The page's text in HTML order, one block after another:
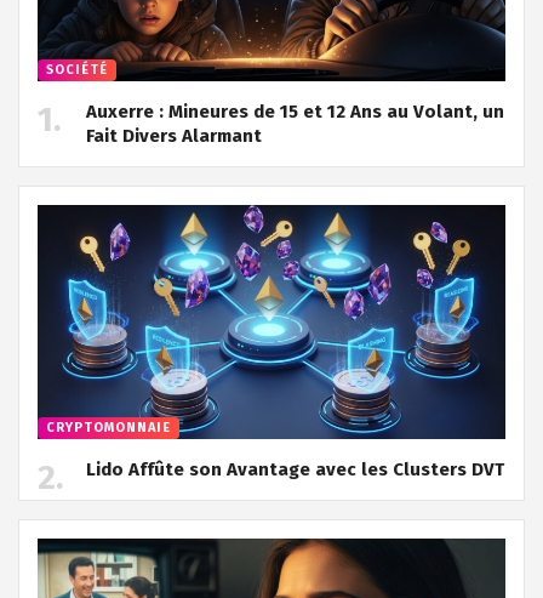
SOCIÉTÉ
Auxerre : Mineures de 15 et 12 Ans au Volant, un
Fait Divers Alarmant
CRYPTOMONNAIE
Lido Affûte son Avantage avec les Clusters DVT